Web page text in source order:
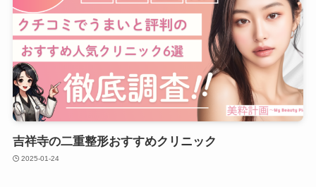
吉祥寺の二重整形おすすめクリニック
2025-01-24